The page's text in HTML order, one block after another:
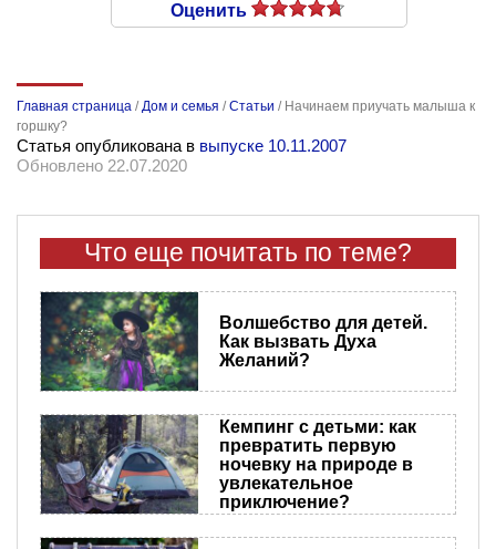
Оценить
Главная страница /Дом и семья /Статьи / Начинаем приучать малыша к
горшку?
Статья опубликована в выпуске 10.11.2007
Обновлено 22.07.2020
Что еще почитать по теме?
Волшебство для детей.
Как вызвать Духа
Желаний?
Кемпинг с детьми: как
превратить первую
ночевку на природе в
увлекательное
приключение?